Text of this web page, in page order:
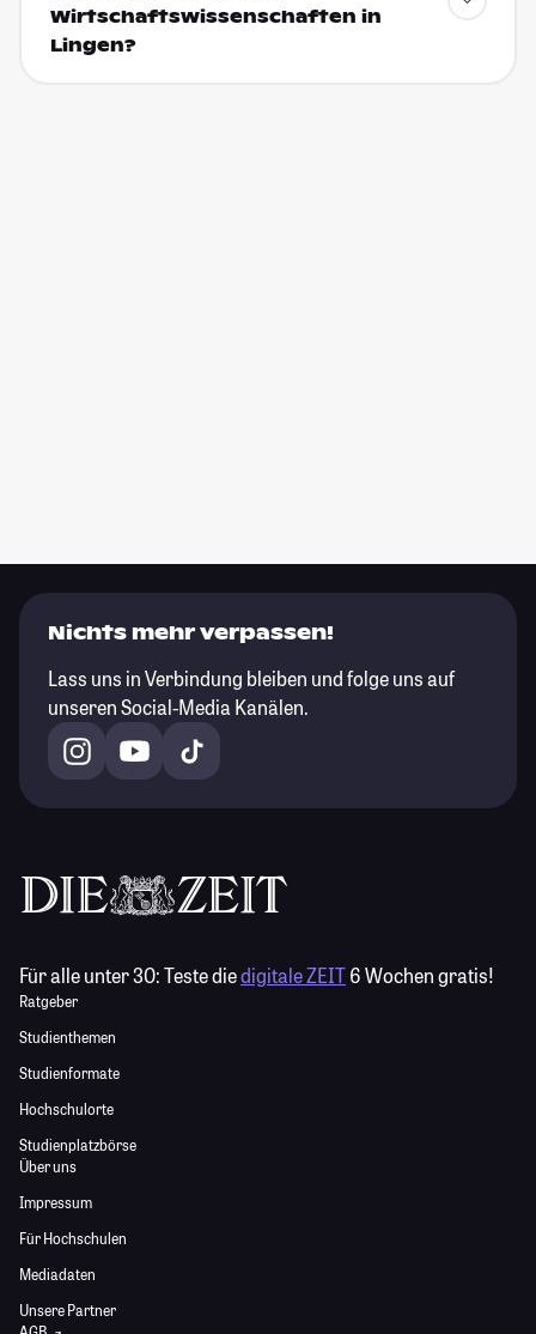
Wirtschaftswissenschaften in
Lingen?
Nichts mehr verpassen!
Lass uns in Verbindung bleiben und folge uns auf
unseren Social-Media Kanälen.
Für alle unter 30:Teste diedigitale ZEIT6 Wochen gratis!
Ratgeber
Studienthemen
Studienformate
Hochschulorte
Studienplatzbörse
Über uns
Impressum
Für Hochschulen
Mediadaten
Unsere Partner